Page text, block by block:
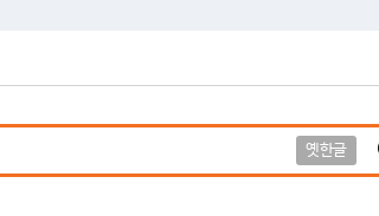
옛한글